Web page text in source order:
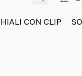
CON CLIP